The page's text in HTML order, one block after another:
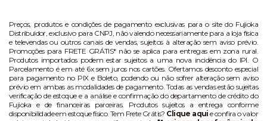
Preços, produtos e condições de pagamento exclusivas para o site do Fujioka
Distribuidor, exclusivo para CNPJ, não valendo necessariamente para a loja física
e televendas ou outros canais de vendas, sujeitos à alteração sem aviso prévio.
Promoções para FRETE GRÁTIS* não se aplica para entregas em zona rural.
Produtos importados podem estar sujeitos a uma nova incidência do IPI. O
Parcelamento é em até 6x sem juros nos cartões. Ofertamos desconto especial
para pagamento no PIX e Boleto, podendo ou não sofrer alteração sem aviso
prévio em ambas as modalidades de pagamento. Todas as vendas estão sujeitas
verificação de estoque e a análise e confirmação do departamento de crédito do
Fujioka e de financeiras parceiras. Produtos sujeitos a entrega conforme
disponibilidade em estoque físico. Tem Frete Grátis? Clique aqui e confira o valor